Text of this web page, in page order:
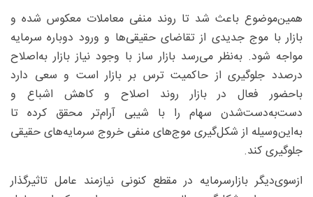
همین‌موضوع باعث شد تا روند منفی معاملات معکوس شده و
بازار با موج جدیدی از تقاضای حقیقی‌ها و ورود دوباره سرمایه
مواجه شود. به‌نظر می‌رسد بازار ساز با وجود نیاز بازار به‌اصلاح
درصدد جلوگیری از حاکمیت ترس بر بازار است و سعی دارد
باحضور فعال در بازار روند اصلاح و کاهش اشباع و
دست‌به‌دست‌شدن سهام را با شیبی آرام‌تر محقق کرده تا
به‌این‌وسیله از شکل‌گیری موج‌های منفی خروج سرمایه‌های حقیقی
جلوگیری کند.
ازسوی‌دیگر بازارسرمایه در مقطع کنونی نیازمند عامل تاثیرگذار